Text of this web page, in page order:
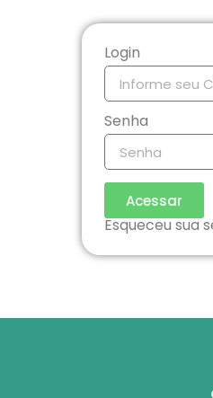
Login
Senha
Acessar
Esqueceu sua